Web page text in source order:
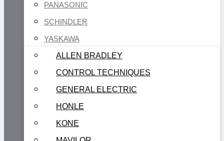
PANASONIC
SCHINDLER
YASKAWA
ALLEN BRADLEY
CONTROL TECHNIQUES
GENERAL ELECTRIC
HONLE
KONE